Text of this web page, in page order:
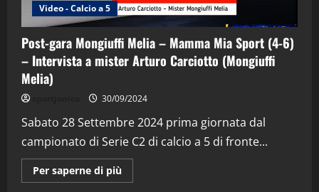
Video - Calcio a 5
Post-gara Mongiuffi Melia – Mamma Mia Sport (4-6)
– Intervista a mister Arturo Carciotto (Mongiuffi
Melia)
30/09/2024
Sabato 28 Settembre 2024 prima giornata dal
campionato di Serie C2 di calcio a 5 di fronte...
Per saperne di più
informazioni
2
"SportEmpire" in Podcast Sport News
“SportEmpire” in Podcast: 29^ Puntata
(Martedi 28 Aprile 2026)
28/04/2026
3
"SportEmpire" in Podcast
“SportEmpire” in Podcast: 28^ Puntata
(Martedi 21 Aprile 2026)